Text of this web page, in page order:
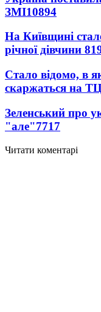
ЗМІ10894
На Київщині
річної дівчини
Стало відомо, в
скаржаться на
Зеленський про
"але"7717
Читати коментарі